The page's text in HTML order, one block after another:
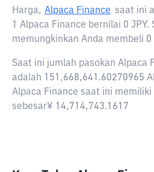
Harga, Alpaca Finance saat ini
1 Alpaca Finance bernilai 0 JPY.
memungkinkan Anda membeli 0
Saat ini jumlah pasokan Alpaca
adalah 151,668,641.60270965
Alpaca Finance saat ini
sebesar¥ 14,714,743.1617